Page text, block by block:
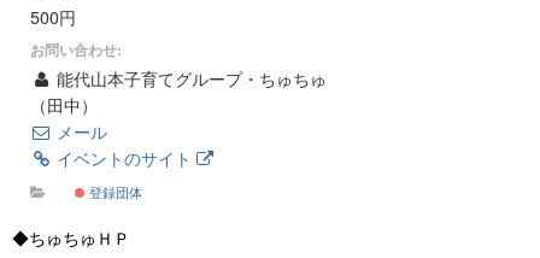
500円
お問い合わせ:
能代山本子育てグループ・ちゅちゅ
（田中）
メール
イベントのサイト
登録団体
◆ちゅちゅＨＰ